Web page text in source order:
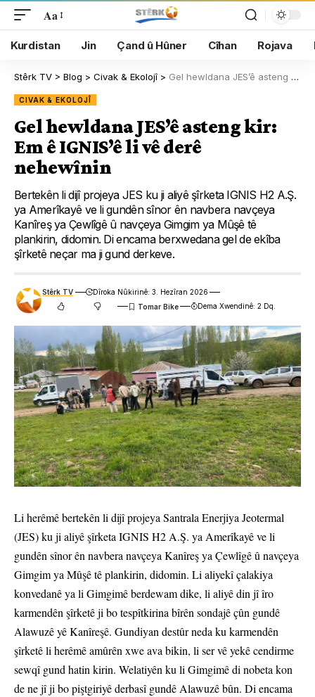
Aa
Kurdistan Jin Çand û Hûner Cîhan Rojava
Stêrk TV > Blog > Civak & Ekolojî> Gel hewldana JES’ê asteng kir: Em ê IGNIS’ê li vê derê nehewînin
CIVAK & EKOLOJÎ
Gel hewldana JES’ê asteng kir:
Em ê IGNIS’ê li vê derê
nehewînin
Bertekên li dijî projeya JES ku ji aliyê şîrketa IGNIS H2 A.Ş.
ya Amerîkayê ve li gundên sînor ên navbera navçeya
Kanîreş ya Çewlîgê û navçeya Gimgim ya Mûşê tê
plankirin, didomin. Di encama berxwedana gel de ekîba
şîrketê neçar ma ji gund derkeve.
Stêrk TV
Dîroka Nûkirinê: 3. Hezîran 2026
Dema Xwendinê: 2 Dq.
Li herêmê bertekên li dijî projeya Santrala Enerjiya Jeotermal
(JES) ku ji aliyê şîrketa IGNIS H2 A.Ş. ya Amerîkayê ve li
gundên sînor ên navbera navçeya Kanîreş ya Çewlîgê û navçeya
Gimgim ya Mûşê tê plankirin, didomin. Li aliyekî çalakiya
konvedanê ya li Gimgimê berdewam dike, li aliyê din jî îro
karmendên şîrketê ji bo tespîtkirina bîrên sondajê çûn gundê
Alawuzê yê Kanîreşê. Gundiyan destûr neda ku karmendên
şîrketê li herêmê amûrên xwe ava bikin, li ser vê yekê cendirme
sewqî gund hatin kirin. Welatiyên ku li Gimgimê di nobeta kon
de ne jî ji bo piştgiriyê derbasî gundê Alawuzê bûn. Di encama